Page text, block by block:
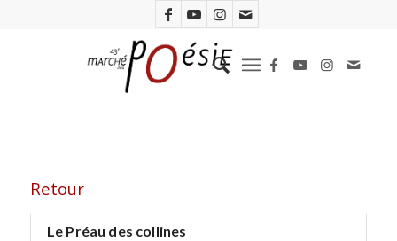
Retour
Le Préau des collines